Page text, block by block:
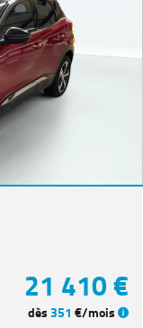
21 410 €
dès351 €/mois